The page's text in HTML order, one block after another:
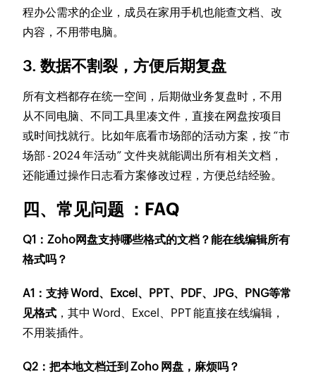
程办公需求的企业，成员在家用手机也能查文档、改
内容，不用带电脑。
3. 数据不割裂，方便后期复盘
所有文档都存在统一空间，后期做业务复盘时，不用
从不同电脑、不同工具里凑文件，直接在网盘按项目
或时间找就行。比如年底看市场部的活动方案，按 “市
场部 - 2024 年活动” 文件夹就能调出所有相关文档，
还能通过操作日志看方案修改过程，方便总结经验。
四、常见问题 ：FAQ
Q1：Zoho网盘支持哪些格式的文档？能在线编辑所有
格式吗？
A1：支持 Word、Excel、PPT、PDF、JPG、PNG等常
见格式 ，其中 Word、Excel、PPT 能直接在线编辑，
不用装插件。
Q2：把本地文档迁到 Zoho 网盘，麻烦吗？